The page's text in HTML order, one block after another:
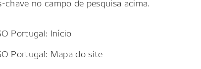
Portugal: Início
Portugal: Mapa do site